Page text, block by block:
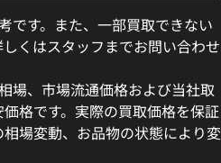
です。また、一部買取できない
くはスタッフまでお問い合わせ
場、市場流通価格および当社取
格です。実際の買取価格を保証
場変動、お品物の状態により変